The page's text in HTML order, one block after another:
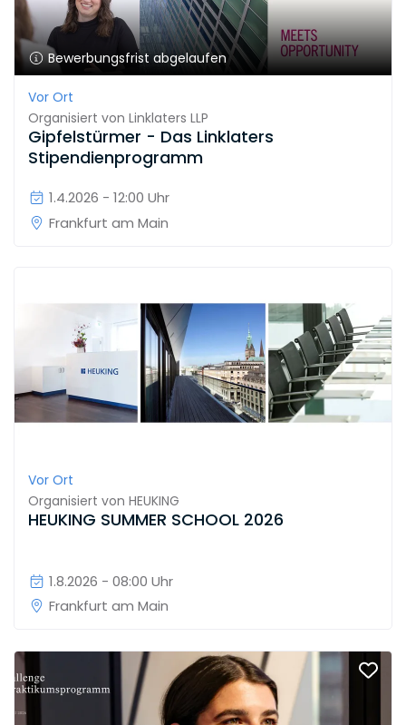
Bewerbungsfrist abgelaufen
Vor Ort
Organisiert von Linklaters LLP
Gipfelstürmer - Das Linklaters
Stipendienprogramm
1.4.2026 - 12:00 Uhr
Frankfurt am Main
Vor Ort
Organisiert von HEUKING
HEUKING SUMMER SCHOOL 2026
1.8.2026 - 08:00 Uhr
Frankfurt am Main